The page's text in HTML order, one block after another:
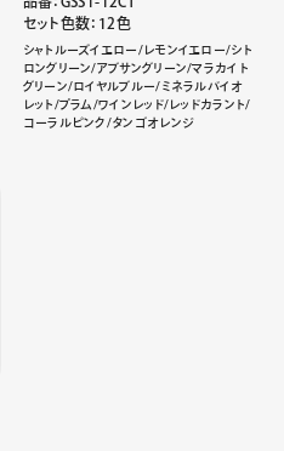
セット色数：12色
シャトルーズイエロー/レモンイエロー/シト
ロングリーン/アブサングリーン/マラカイト
グリーン/ロイヤルブルー/ミネラルバイオ
レット/プラム/ワインレッド/レッドカラント/
コーラルピンク/タンゴオレンジ